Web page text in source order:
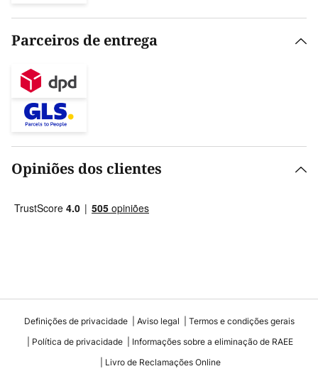
Parceiros de entrega
Opiniões dos clientes
Definições de privacidade Aviso legal
Termos e condições gerais
Política de privacidade
Informações sobre a eliminação de RAEE
Livro de Reclamações Online